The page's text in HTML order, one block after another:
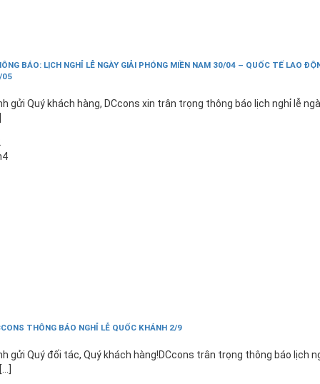
BÁO: LỊCH NGHỈ LỄ NGÀY GIẢI PHÓNG MIỀN NAM 30/04 – QUỐC TẾ LAO
05
gửi Quý khách hàng, DCcons xin trân trọng thông báo lịch nghỉ lễ
THÔNG BÁO NGHỈ LỄ QUỐC KHÁNH 2/9
gửi Quý đối tác, Quý khách hàng!DCcons trân trọng thông báo lịch